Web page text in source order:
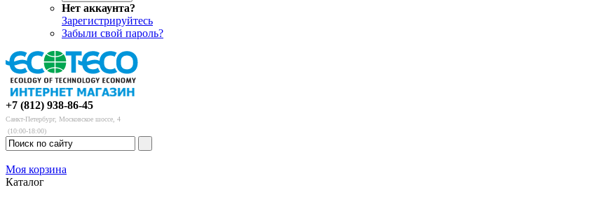
Нет аккаунта?
Зарегистрируйтесь
Забыли свой пароль?
+7 (812) 938-86-45
Санкт-Петербург, Московское шоссе, 4
(10:00-18:00)
Моя корзина
Каталог